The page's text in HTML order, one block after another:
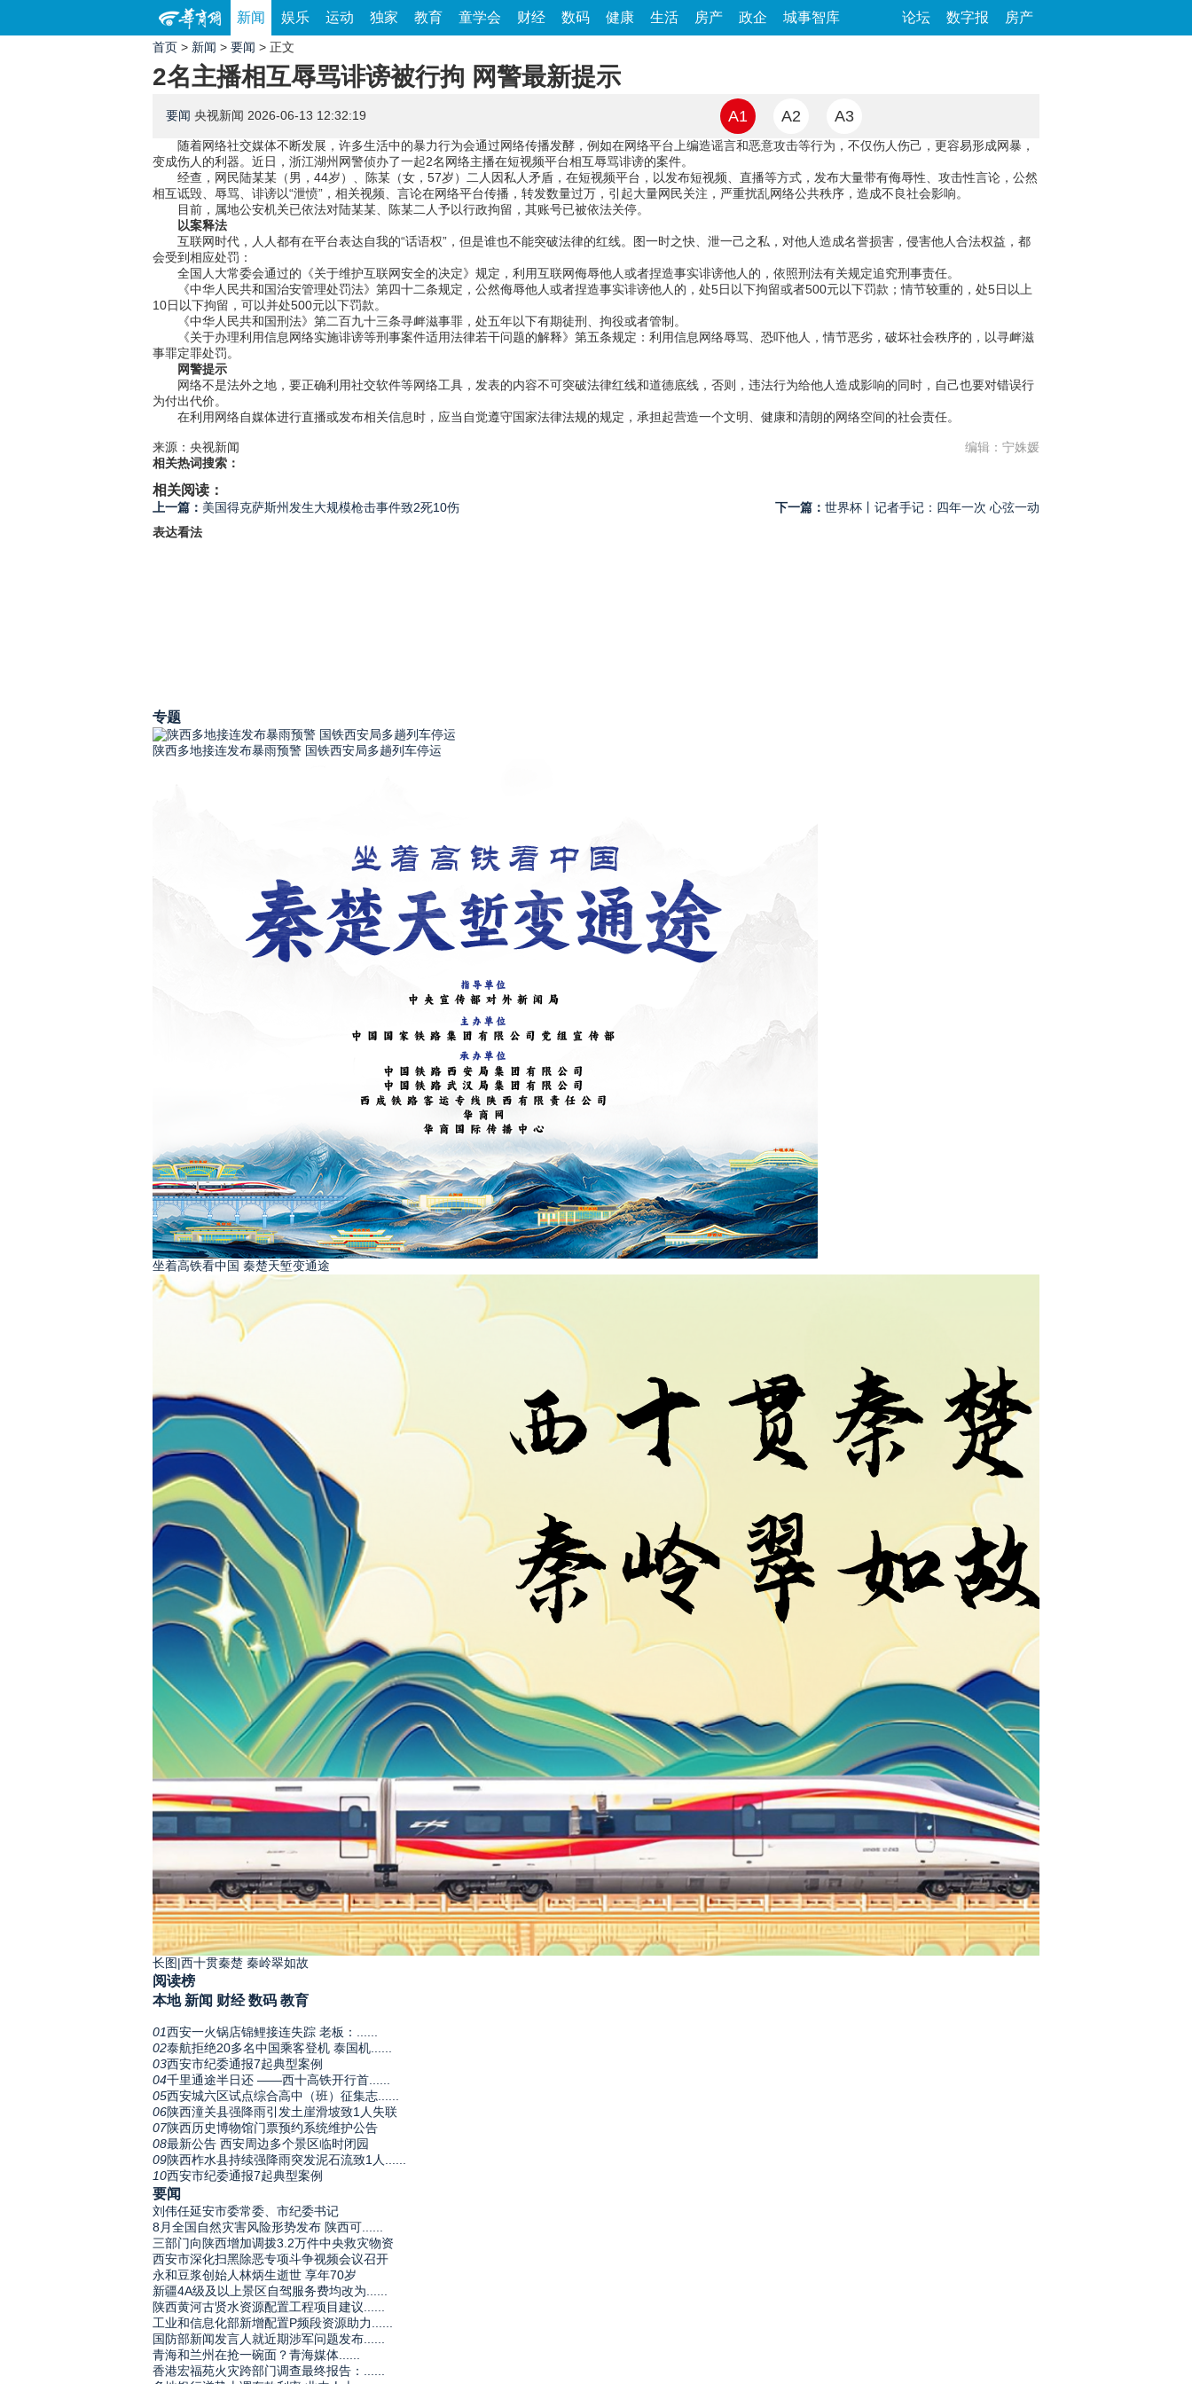
新闻 娱乐 运动 独家 教育 童学会 财经 数码 健康 生活 房产 政企 城事智库 论坛 数字报 房产
首页 > 新闻 > 要闻 > 正文
2名主播相互辱骂诽谤被行拘 网警最新提示
要闻 央视新闻 2026-06-13 12:32:19 A1 A2 A3
随着网络社交媒体不断发展，许多生活中的暴力行为会通过网络传播发酵，例如在网络平台上编造谣言和恶意攻击等行为，不仅伤人伤己，更容易形成网暴，
变成伤人的利器。近日，浙江湖州网警侦办了一起2名网络主播在短视频平台相互辱骂诽谤的案件。
经查，网民陆某某（男，44岁）、陈某（女，57岁）二人因私人矛盾，在短视频平台，以发布短视频、直播等方式，发布大量带有侮辱性、攻击性言论，公然
相互诋毁、辱骂、诽谤以“泄愤”，相关视频、言论在网络平台传播，转发数量过万，引起大量网民关注，严重扰乱网络公共秩序，造成不良社会影响。
目前，属地公安机关已依法对陆某某、陈某二人予以行政拘留，其账号已被依法关停。
以案释法
互联网时代，人人都有在平台表达自我的“话语权”，但是谁也不能突破法律的红线。图一时之快、泄一己之私，对他人造成名誉损害，侵害他人合法权益，都
会受到相应处罚：
全国人大常委会通过的《关于维护互联网安全的决定》规定，利用互联网侮辱他人或者捏造事实诽谤他人的，依照刑法有关规定追究刑事责任。
《中华人民共和国治安管理处罚法》第四十二条规定，公然侮辱他人或者捏造事实诽谤他人的，处5日以下拘留或者500元以下罚款；情节较重的，处5日以上
10日以下拘留，可以并处500元以下罚款。
《中华人民共和国刑法》第二百九十三条寻衅滋事罪，处五年以下有期徒刑、拘役或者管制。
《关于办理利用信息网络实施诽谤等刑事案件适用法律若干问题的解释》第五条规定：利用信息网络辱骂、恐吓他人，情节恶劣，破坏社会秩序的，以寻衅滋
事罪定罪处罚。
网警提示
网络不是法外之地，要正确利用社交软件等网络工具，发表的内容不可突破法律红线和道德底线，否则，违法行为给他人造成影响的同时，自己也要对错误行
为付出代价。
在利用网络自媒体进行直播或发布相关信息时，应当自觉遵守国家法律法规的规定，承担起营造一个文明、健康和清朗的网络空间的社会责任。
来源：央视新闻
编辑：宁姝媛
相关热词搜索：
相关阅读：
上一篇： 美国得克萨斯州发生大规模枪击事件致2死10伤 下一篇： 世界杯丨记者手记：四年一次 心弦一动
表达看法
专题
陕西多地接连发布暴雨预警 国铁西安局多趟列车停运
坐着高铁看中国 秦楚天堑变通途
长图|西十贯秦楚 秦岭翠如故
阅读榜
本地 新闻 财经 数码 教育
01西安一火锅店锦鲤接连失踪 老板：......
02泰航拒绝20多名中国乘客登机 泰国机......
03西安市纪委通报7起典型案例
04千里通途半日还 ——西十高铁开行首......
05西安城六区试点综合高中（班）征集志......
06陕西潼关县强降雨引发土崖滑坡致1人失联
07陕西历史博物馆门票预约系统维护公告
08最新公告 西安周边多个景区临时闭园
09陕西柞水县持续强降雨突发泥石流致1人......
10西安市纪委通报7起典型案例
要闻
刘伟任延安市委常委、市纪委书记
8月全国自然灾害风险形势发布 陕西可......
三部门向陕西增加调拨3.2万件中央救灾物资
西安市深化扫黑除恶专项斗争视频会议召开
永和豆浆创始人林炳生逝世 享年70岁
新疆4A级及以上景区自驾服务费均改为......
陕西黄河古贤水资源配置工程项目建议......
工业和信息化部新增配置P频段资源助力......
国防部新闻发言人就近期涉军问题发布......
青海和兰州在抢一碗面？青海媒体......
香港宏福苑火灾跨部门调查最终报告：......